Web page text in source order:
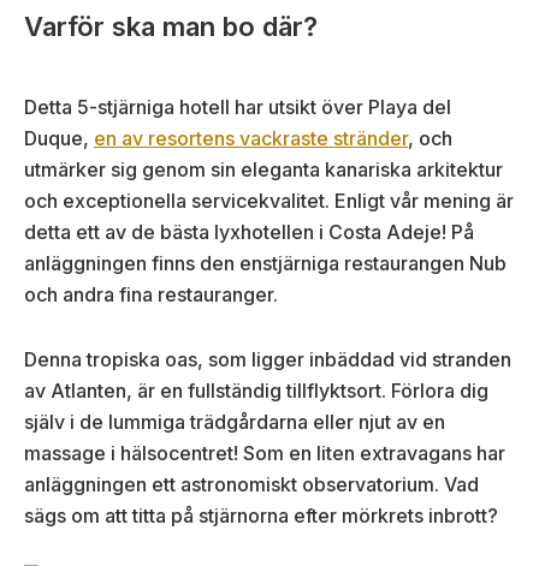
Varför ska man bo där?
Detta 5-stjärniga hotell har utsikt över Playa del
Duque, en av resortens vackraste stränder, och
utmärker sig genom sin eleganta kanariska arkitektur
och exceptionella servicekvalitet. Enligt vår mening är
detta ett av de bästa lyxhotellen i Costa Adeje! På
anläggningen finns den enstjärniga restaurangen Nub
och andra fina restauranger.
Denna tropiska oas, som ligger inbäddad vid stranden
av Atlanten, är en fullständig tillflyktsort. Förlora dig
själv i de lummiga trädgårdarna eller njut av en
massage i hälsocentret! Som en liten extravagans har
anläggningen ett astronomiskt observatorium. Vad
sägs om att titta på stjärnorna efter mörkrets inbrott?